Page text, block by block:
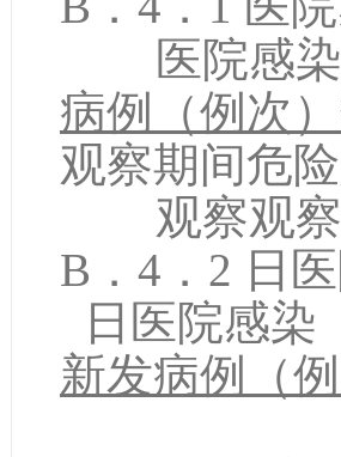
医院感染
病例（例次
观察期间危
观察观察
B．4．2 日
日医院感染
新发病例（
同期住